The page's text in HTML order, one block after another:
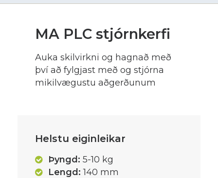
MA PLC stjórnkerfi
Auka skilvirkni og hagnað með
því að fylgjast með og stjórna
mikilvægustu aðgerðunum
Helstu eiginleikar
Þyngd: 5-10 kg
Lengd: 140 mm